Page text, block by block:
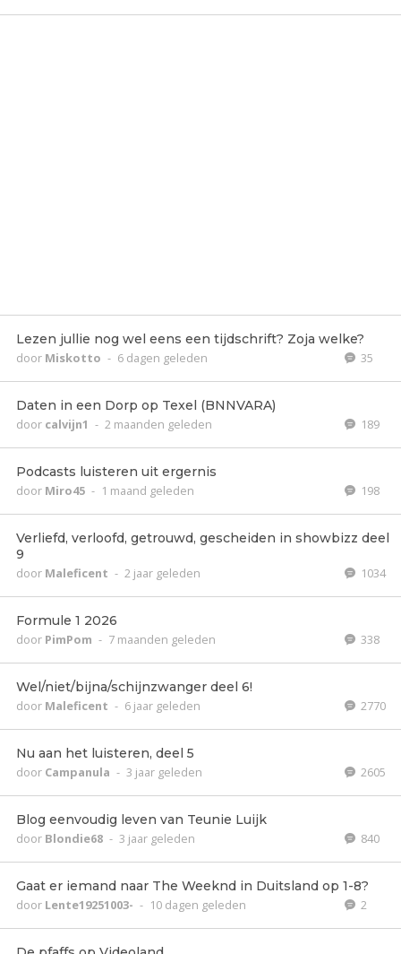
Lezen jullie nog wel eens een tijdschrift? Zoja welke?
door Miskotto - 6 dagen geleden 35
Daten in een Dorp op Texel (BNNVARA)
door calvijn1 - 2 maanden geleden 189
Podcasts luisteren uit ergernis
door Miro45 - 1 maand geleden 198
Verliefd, verloofd, getrouwd, gescheiden in showbizz deel
9
door Maleficent - 2 jaar geleden 1034
Formule 1 2026
door PimPom - 7 maanden geleden 338
Wel/niet/bijna/schijnzwanger deel 6!
door Maleficent - 6 jaar geleden 2770
Nu aan het luisteren, deel 5
door Campanula - 3 jaar geleden 2605
Blog eenvoudig leven van Teunie Luijk
door Blondie68 - 3 jaar geleden 840
Gaat er iemand naar The Weeknd in Duitsland op 1-8?
door Lente19251003- - 10 dagen geleden 2